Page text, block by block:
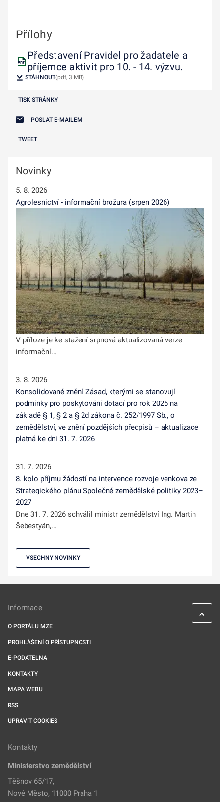
Přílohy
Představení Pravidel pro žadatele a
příjemce aktivit pro 10. - 14. výzvu.
STÁHNOUT(pdf, 3 MB)
TISK STRÁNKY
POSLAT E-MAILEM
TWEET
Novinky
5. 8. 2026
Agrolesnictví - informační brožura (srpen 2026)
V příloze je ke stažení srpnová aktualizovaná verze
informační...
3. 8. 2026
Konsolidované znění Zásad, kterými se stanovují
podmínky pro poskytování dotací pro rok 2026 na
základě § 1, § 2 a § 2d zákona č. 252/1997 Sb., o
zemědělství, ve znění pozdějších předpisů – aktualizace
platná ke dni 31. 7. 2026
31. 7. 2026
8. kolo příjmu žádostí na intervence rozvoje venkova ze
Strategického plánu Společné zemědělské politiky 2023–
2027
Dne 31. 7. 2026 schválil ministr zemědělství Ing. Martin
Šebestyán,...
VŠECHNY NOVINKY
Informace
O PORTÁLU MZE
PROHLÁŠENÍ O PŘÍSTUPNOSTI
E-PODATELNA
KONTAKTY
MAPA WEBU
RSS
UPRAVIT COOKIES
Kontakty
Ministerstvo zemědělství
Těšnov 65/17,
Nové Město, 11000 Praha 1